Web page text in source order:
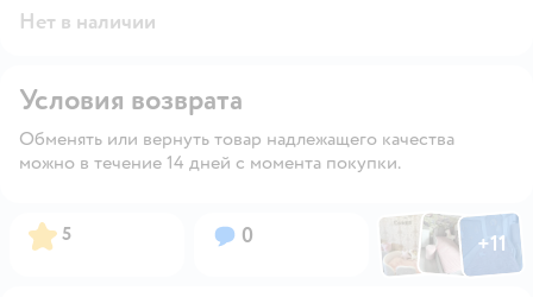
Нет в наличии
Условия возврата
Обменять или вернуть товар надлежащего качества
можно в течение 14 дней с момента покупки.
Рейтинг:
5 Вопросов:
0 ФотоФотоФото
+11
Открыть